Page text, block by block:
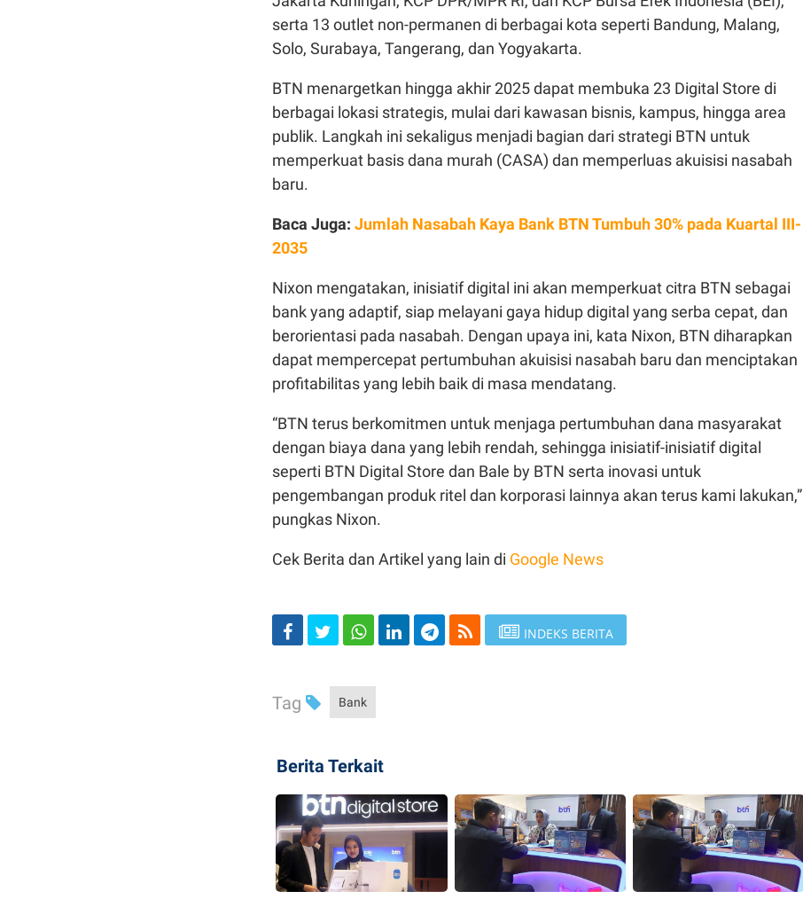
serta 13 outlet non-permanen di berbagai kota seperti Bandung, Malang,
Solo, Surabaya, Tangerang, dan Yogyakarta.
BTN menargetkan hingga akhir 2025 dapat membuka 23 Digital Store di
berbagai lokasi strategis, mulai dari kawasan bisnis, kampus, hingga area
publik. Langkah ini sekaligus menjadi bagian dari strategi BTN untuk
memperkuat basis dana murah (CASA) dan memperluas akuisisi nasabah
baru.
Baca Juga: Jumlah Nasabah Kaya Bank BTN Tumbuh 30% pada Kuartal III-
2035
Nixon mengatakan, inisiatif digital ini akan memperkuat citra BTN sebagai
bank yang adaptif, siap melayani gaya hidup digital yang serba cepat, dan
berorientasi pada nasabah. Dengan upaya ini, kata Nixon, BTN diharapkan
dapat mempercepat pertumbuhan akuisisi nasabah baru dan menciptakan
profitabilitas yang lebih baik di masa mendatang.
“BTN terus berkomitmen untuk menjaga pertumbuhan dana masyarakat
dengan biaya dana yang lebih rendah, sehingga inisiatif-inisiatif digital
seperti BTN Digital Store dan Bale by BTN serta inovasi untuk
pengembangan produk ritel dan korporasi lainnya akan terus kami lakukan,”
pungkas Nixon.
Cek Berita dan Artikel yang lain di Google News
INDEKS BERITA
Tag Bank
Berita Terkait